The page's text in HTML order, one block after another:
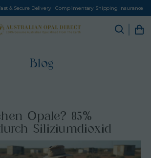
& Secure Delivery I Complimentary Shipping Insurance
Blog
Opale? 85%
Siliziumdioxid